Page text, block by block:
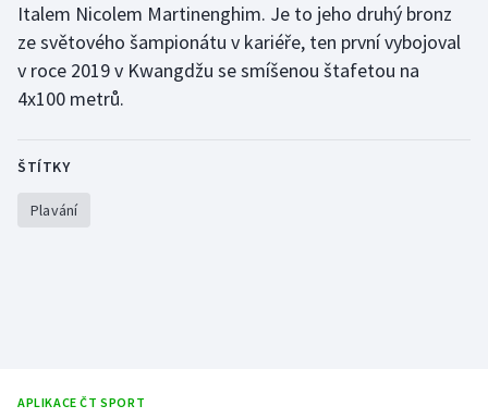
Ostatní
Italem Nicolem Martinenghim. Je to jeho druhý bronz
ze světového šampionátu v kariéře, ten první vybojoval
v roce 2019 v Kwangdžu se smíšenou štafetou na
4x100 metrů.
ŠTÍTKY
Plavání
APLIKACE ČT SPORT